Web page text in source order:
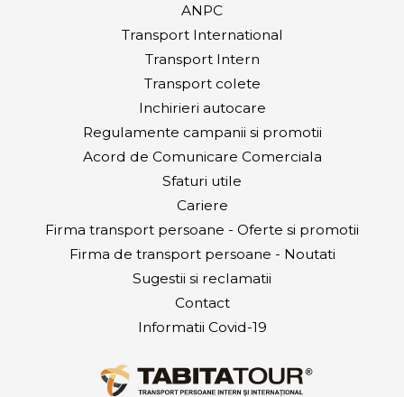
ANPC
Transport International
Transport Intern
Transport colete
Inchirieri autocare
Regulamente campanii si promotii
Acord de Comunicare Comerciala
Sfaturi utile
Cariere
Firma transport persoane - Oferte si promotii
Firma de transport persoane - Noutati
Sugestii si reclamatii
Contact
Informatii Covid-19